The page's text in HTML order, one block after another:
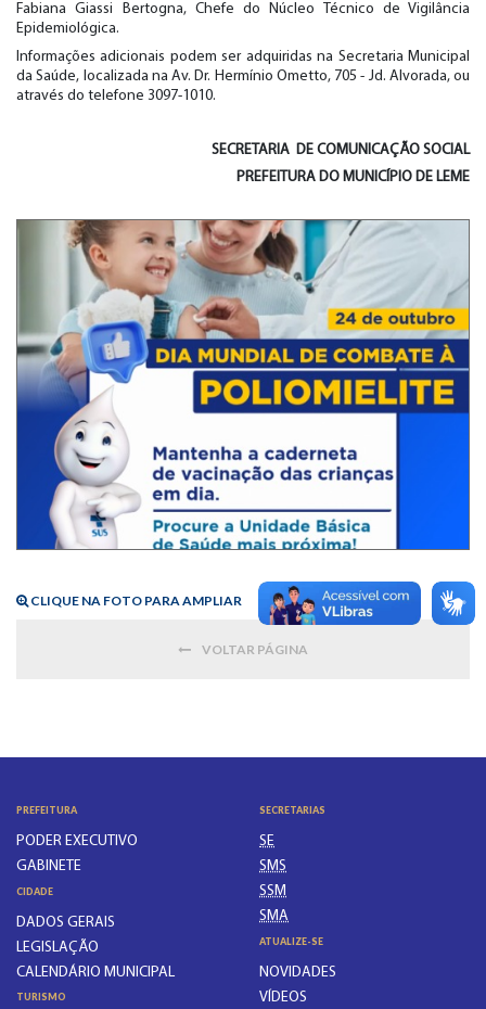
Fabiana Giassi Bertogna, Chefe do Núcleo Técnico de Vigilância
Epidemiológica.
Informações adicionais podem ser adquiridas na Secretaria Municipal
da Saúde, localizada na Av. Dr. Hermínio Ometto, 705 - Jd. Alvorada, ou
através do telefone 3097-1010.
SECRETARIA DE COMUNICAÇÃO SOCIAL
PREFEITURA DO MUNICÍPIO DE LEME
CLIQUE NA FOTO PARA AMPLIAR
VOLTAR PÁGINA
PREFEITURA
PODER EXECUTIVO
GABINETE
CIDADE
DADOS GERAIS
LEGISLAÇÃO
CALENDÁRIO MUNICIPAL
TURISMO
SECRETARIAS
SE
SMS
SSM
SMA
ATUALIZE-SE
NOVIDADES
VÍDEOS